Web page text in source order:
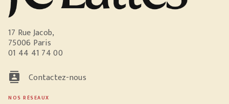
17 Rue Jacob,
75006 Paris
01 44 41 74 00
contacts Contactez-nous
NOS RÉSEAUX